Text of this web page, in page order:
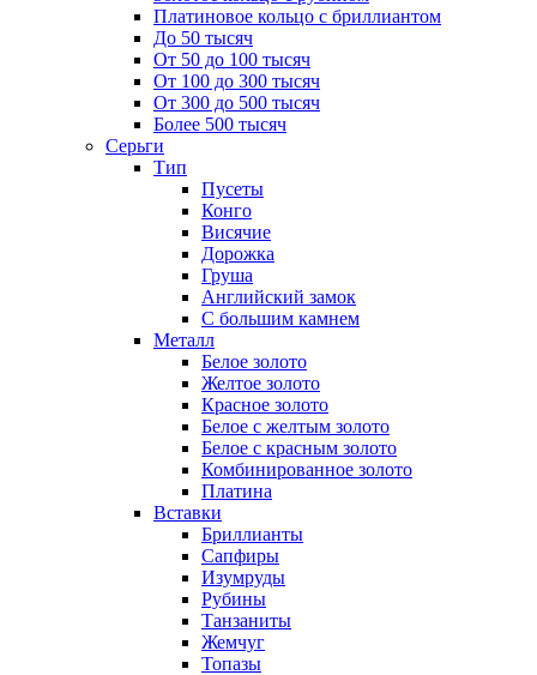
Платиновое кольцо с бриллиантом
До 50 тысяч
От 50 до 100 тысяч
От 100 до 300 тысяч
От 300 до 500 тысяч
Более 500 тысяч
Серьги
Тип
Пусеты
Конго
Висячие
Дорожка
Груша
Английский замок
С большим камнем
Металл
Белое золото
Желтое золото
Красное золото
Белое с желтым золото
Белое с красным золото
Комбинированное золото
Платина
Вставки
Бриллианты
Сапфиры
Изумруды
Рубины
Танзаниты
Жемчуг
Топазы